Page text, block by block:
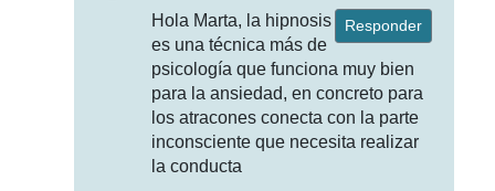
Responder
Hola Marta, la hipnosis
es una técnica más de
psicología que funciona muy bien
para la ansiedad, en concreto para
los atracones conecta con la parte
inconsciente que necesita realizar
la conducta